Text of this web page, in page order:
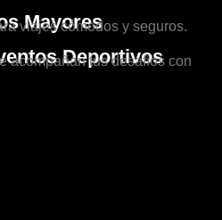
Mayores
viajes cómodos y seguros.
Deportivos
acompañan tus desafíos con